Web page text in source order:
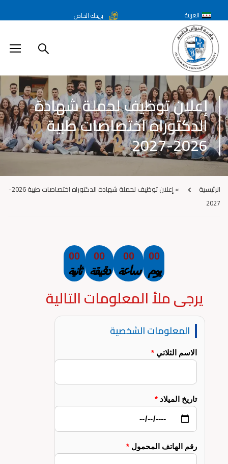
العربية بريدك الخاص
إعلان توظيف لحملة شهادة
الدكتوراه اختصاصات طبية
2026-2027
الرئيسية »
إعلان توظيف لحملة شهادة الدكتوراه اختصاصات طبية 2026-
2027
00
يوم
00
ساعة
00
دقيقة
00
ثانية
يرجى ملأ المعلومات التالية
المعلومات الشخصية
الاسم الثلاتي *
تاريخ الميلاد *
رقم الهاتف المحمول *